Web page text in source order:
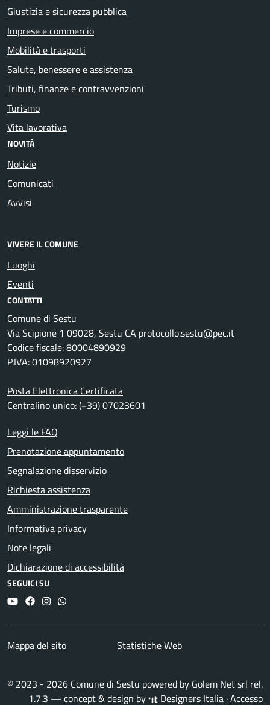
Giustizia e sicurezza pubblica
Imprese e commercio
Mobilità e trasporti
Salute, benessere e assistenza
Tributi, finanze e contravvenzioni
Turismo
Vita lavorativa
NOVITÀ
Notizie
Comunicati
Avvisi
VIVERE IL COMUNE
Luoghi
Eventi
CONTATTI
Comune di Sestu
Via Scipione 1 09028, Sestu CA protocollo.sestu@pec.it
Codice fiscale: 80004890929
P.IVA: 01098920927
Posta Elettronica Certificata
Centralino unico: (+39) 07023601
Leggi le FAQ
Prenotazione appuntamento
Segnalazione disservizio
Richiesta assistenza
Amministrazione trasparente
Informativa privacy
Note legali
Dichiarazione di accessibilità
SEGUICI SU
YouTubeFacebookInstagram
Whatsapp
Mappa del sito Statistiche Web
© 2023 - 2026 Comune di Sestu powered by Golem Net srl rel.
1.7.3 — concept & design by
Designers Italia ·Accesso